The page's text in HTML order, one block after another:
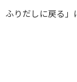
ふりだしに戻る